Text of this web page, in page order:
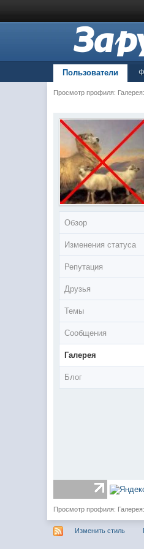
Пользователи
Просмотр профиля:
Обзор
Изменения статуса
Репутация
Друзья
Темы
Сообщения
Галерея
Блог
Просмотр профиля:
Изменить стиль